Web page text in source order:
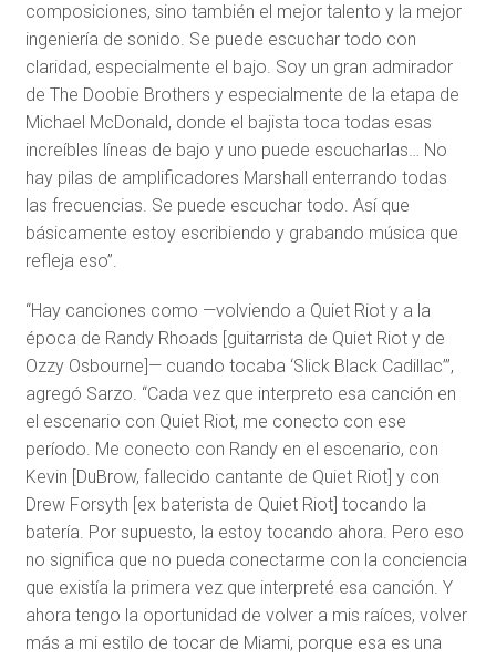
composiciones, sino también el mejor talento y la mejor
ingeniería de sonido. Se puede escuchar todo con
claridad, especialmente el bajo. Soy un gran admirador
de The Doobie Brothers y especialmente de la etapa de
Michael McDonald, donde el bajista toca todas esas
increíbles líneas de bajo y uno puede escucharlas… No
hay pilas de amplificadores Marshall enterrando todas
las frecuencias. Se puede escuchar todo. Así que
básicamente estoy escribiendo y grabando música que
refleja eso”.
“Hay canciones como —volviendo a Quiet Riot y a la
época de Randy Rhoads [guitarrista de Quiet Riot y de
Ozzy Osbourne]— cuando tocaba ‘Slick Black Cadillac’”,
agregó Sarzo. “Cada vez que interpreto esa canción en
el escenario con Quiet Riot, me conecto con ese
período. Me conecto con Randy en el escenario, con
Kevin [DuBrow, fallecido cantante de Quiet Riot] y con
Drew Forsyth [ex baterista de Quiet Riot] tocando la
batería. Por supuesto, la estoy tocando ahora. Pero eso
no significa que no pueda conectarme con la conciencia
que existía la primera vez que interpreté esa canción. Y
ahora tengo la oportunidad de volver a mis raíces, volver
más a mi estilo de tocar de Miami, porque esa es una